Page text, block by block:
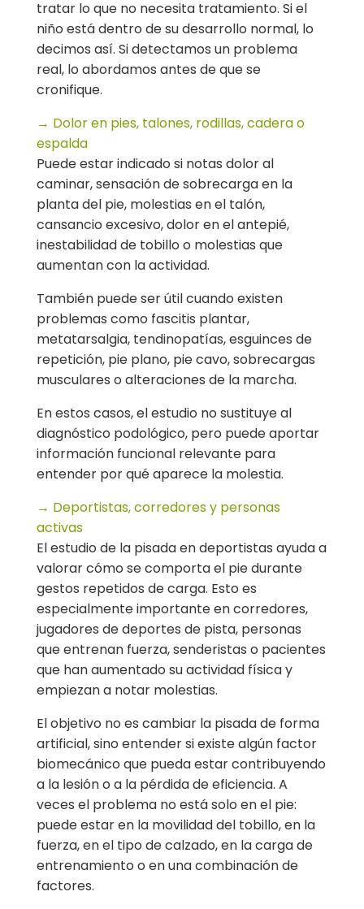
tratar lo que no necesita tratamiento. Si el
niño está dentro de su desarrollo normal, lo
decimos así. Si detectamos un problema
real, lo abordamos antes de que se
cronifique.
→ Dolor en pies, talones, rodillas, cadera o
espalda
Puede estar indicado si notas dolor al
caminar, sensación de sobrecarga en la
planta del pie, molestias en el talón,
cansancio excesivo, dolor en el antepié,
inestabilidad de tobillo o molestias que
aumentan con la actividad.
También puede ser útil cuando existen
problemas como fascitis plantar,
metatarsalgia, tendinopatías, esguinces de
repetición, pie plano, pie cavo, sobrecargas
musculares o alteraciones de la marcha.
En estos casos, el estudio no sustituye al
diagnóstico podológico, pero puede aportar
información funcional relevante para
entender por qué aparece la molestia.
→ Deportistas, corredores y personas
activas
El estudio de la pisada en deportistas ayuda a
valorar cómo se comporta el pie durante
gestos repetidos de carga. Esto es
especialmente importante en corredores,
jugadores de deportes de pista, personas
que entrenan fuerza, senderistas o pacientes
que han aumentado su actividad física y
empiezan a notar molestias.
El objetivo no es cambiar la pisada de forma
artificial, sino entender si existe algún factor
biomecánico que pueda estar contribuyendo
a la lesión o a la pérdida de eficiencia. A
veces el problema no está solo en el pie:
puede estar en la movilidad del tobillo, en la
fuerza, en el tipo de calzado, en la carga de
entrenamiento o en una combinación de
factores.